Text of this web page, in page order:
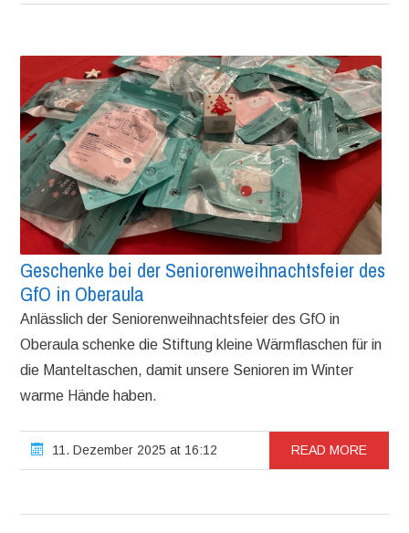
Geschenke bei der Seniorenweihnachtsfeier des
GfO in Oberaula
Anlässlich der Seniorenweihnachtsfeier des GfO in
Oberaula schenke die Stiftung kleine Wärmflaschen für in
die Manteltaschen, damit unsere Senioren im Winter
warme Hände haben.
11. Dezember 2025 at 16:12 READ MORE